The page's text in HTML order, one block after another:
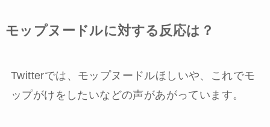
モップヌードルに対する反応は？
Twitterでは、モップヌードルほしいや、これでモ
ップがけをしたいなどの声があがっています。